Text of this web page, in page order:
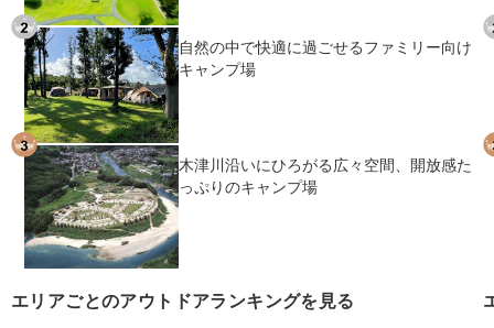
自然の中で快適に過ごせるファミリー向け
キャンプ場
木津川沿いにひろがる広々空間、開放感た
っぷりのキャンプ場
エリアごとのアウトドアランキングを見る